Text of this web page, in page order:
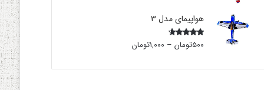
هواپیمای مدل 3
Rated
4.00
۵۰۰تومان – ۱,۰۰۰تومان